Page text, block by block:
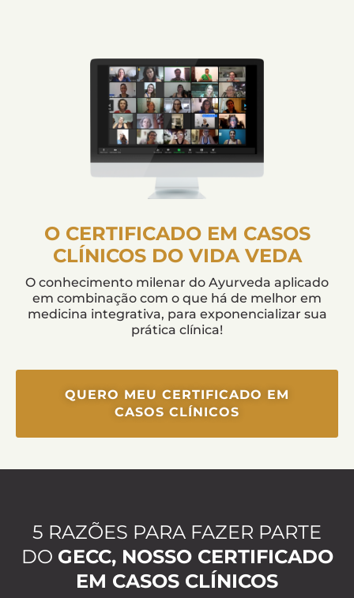
O CERTIFICADO EM CASOS
CLÍNICOS DO VIDA VEDA
O conhecimento milenar do Ayurveda aplicado
em combinação com o que há de melhor em
medicina integrativa, para exponencializar sua
prática clínica!
QUERO MEU CERTIFICADO EM
CASOS CLÍNICOS
5 RAZÕES PARA FAZER PARTE
DO GECC, NOSSO CERTIFICADO
EM CASOS CLÍNICOS